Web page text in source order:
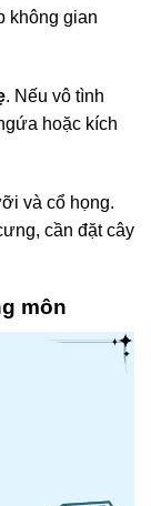
không gian
. Nếu vô tình
hoặc kích
và cổ họng.
cần đặt cây
môn